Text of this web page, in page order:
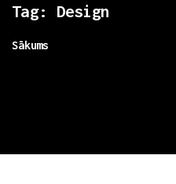
Tag: Design
Sākums